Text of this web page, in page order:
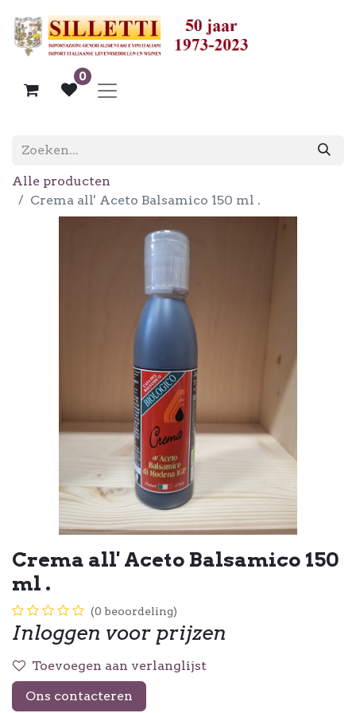
0
Alle producten
Crema all' Aceto Balsamico 150 ml .
Crema all' Aceto Balsamico 150
ml .
(0 beoordeling)
Inloggen voor prijzen
Toevoegen aan verlanglijst
Ons contacteren